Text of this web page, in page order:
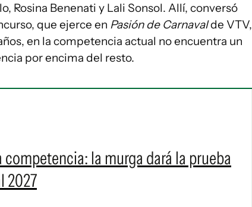
Rosina Benenati y Lali Sonsol. Allí, conversó
que ejerce en Pasión de Carnavalde VTV,
en la competencia actual no encuentra un
por encima del resto.
la murga dará la prueba
2027